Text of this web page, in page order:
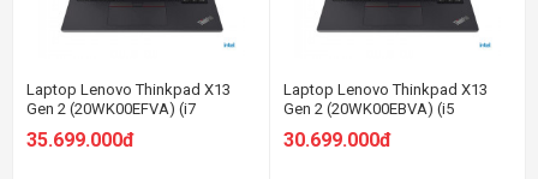
Laptop Lenovo Thinkpad X13
Gen 2 (20WK00EFVA) (i7
1165G7/8GB RAM/512GB
SSD/13.3 WQXGA/Dos/Đen)
35.699.000đ
Laptop Lenovo Thinkpad X13
Gen 2 (20WK00EBVA) (i5
1135G7/8GB RAM/512GB
SSD/13.3 WQXGA/Dos/Đen)
30.699.000đ